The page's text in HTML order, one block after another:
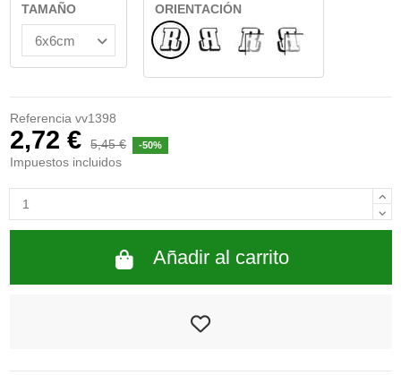
TAMAÑO
ORIENTACIÓN
NormalReflejadoINTERIOR CRISTAL
INTERIOR
Referencia vv1398
2,72 € 5,45 € -50%
Impuestos incluidos
Añadir al carrito